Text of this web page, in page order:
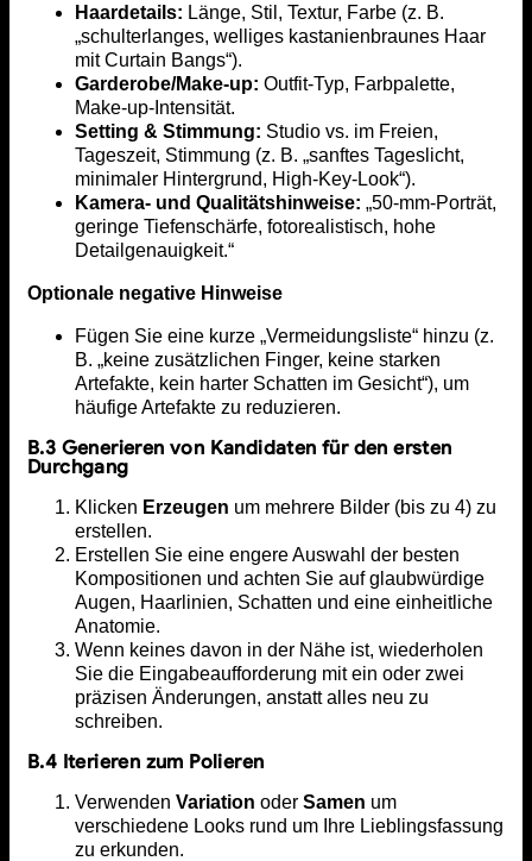
Haardetails: Länge, Stil, Textur, Farbe (z. B.
„schulterlanges, welliges kastanienbraunes Haar
mit Curtain Bangs“).
Garderobe/Make-up: Outfit-Typ, Farbpalette,
Make-up-Intensität.
Setting & Stimmung: Studio vs. im Freien,
Tageszeit, Stimmung (z. B. „sanftes Tageslicht,
minimaler Hintergrund, High-Key-Look“).
Kamera- und Qualitätshinweise: „50-mm-Porträt,
geringe Tiefenschärfe, fotorealistisch, hohe
Detailgenauigkeit.“
Optionale negative Hinweise
Fügen Sie eine kurze „Vermeidungsliste“ hinzu (z.
B. „keine zusätzlichen Finger, keine starken
Artefakte, kein harter Schatten im Gesicht“), um
häufige Artefakte zu reduzieren.
B.3 Generieren von Kandidaten für den ersten
Durchgang
Klicken Erzeugen um mehrere Bilder (bis zu 4) zu
erstellen.
Erstellen Sie eine engere Auswahl der besten
Kompositionen und achten Sie auf glaubwürdige
Augen, Haarlinien, Schatten und eine einheitliche
Anatomie.
Wenn keines davon in der Nähe ist, wiederholen
Sie die Eingabeaufforderung mit ein oder zwei
präzisen Änderungen, anstatt alles neu zu
schreiben.
B.4 Iterieren zum Polieren
Verwenden Variation oder Samen um
verschiedene Looks rund um Ihre Lieblingsfassung
zu erkunden.